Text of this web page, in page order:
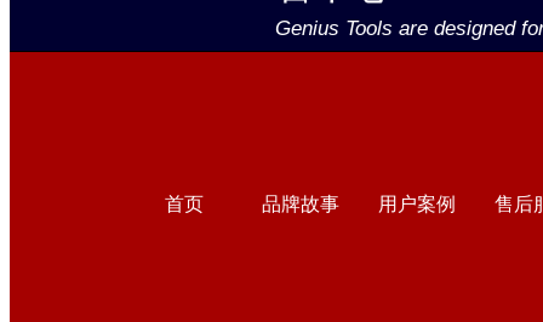
Genius Tools are designed
首页 品牌故事 用户案例 售后